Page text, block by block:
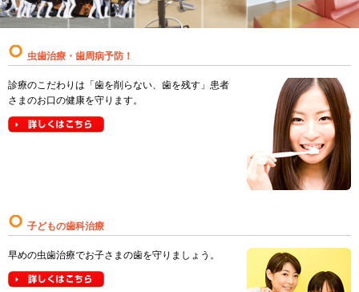
虫歯治療・歯周病予防！
診療のこだわりは「歯を削らない、歯を残す」患者
さまのお口の健康を守ります。
子どもの歯科治療
早めの虫歯治療でお子さまの歯を守りましょう。